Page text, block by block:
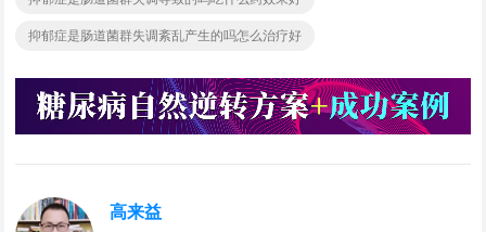
抑郁症是肠道菌群失调紊乱产生的吗怎么治疗好
高来益